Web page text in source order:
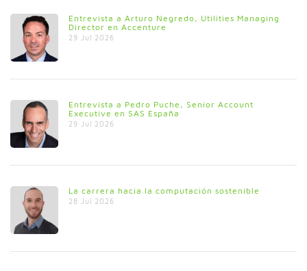
Entrevista a Arturo Negredo, Utilities Managing
Director en Accenture
29 Jul 2026
Entrevista a Pedro Puche, Senior Account
Executive en SAS España
29 Jul 2026
La carrera hacia la computación sostenible
28 Jul 2026